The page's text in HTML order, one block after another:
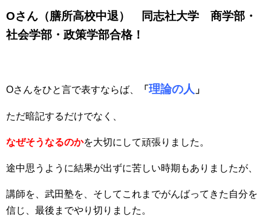
Oさん（膳所高校中退） 同志社大学 商学部・
社会学部・政策学部合格！
Oさんをひと言で表すならば、 「 理論の人 」
ただ暗記するだけでなく、
なぜそうなるのかを大切にして頑張りました。
途中思うように結果が出ずに苦しい時期もありましたが、
講師を、武田塾を、そしてこれまでがんばってきた自分を
信じ、最後までやり切りました。